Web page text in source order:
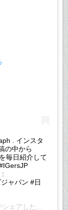
. インスタ
の中から
毎日紹介して
:
ャパン #日
アした投稿 –